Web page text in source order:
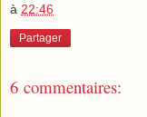
à 22:46
Partager
6 commentaires: